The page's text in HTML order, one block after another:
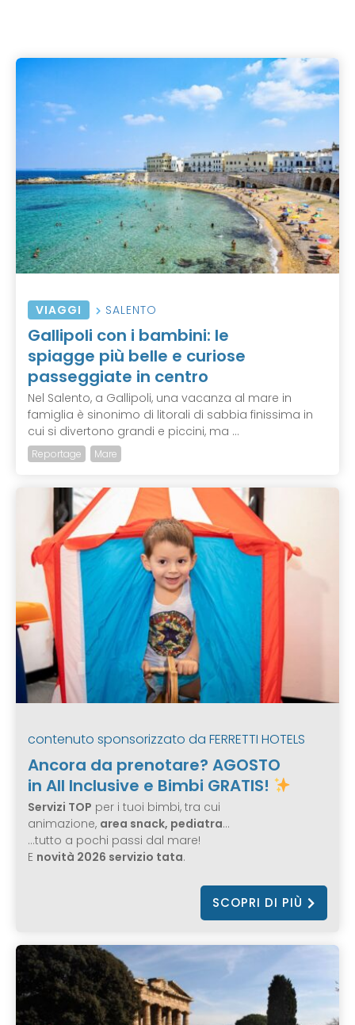
VIAGGI SALENTO
Gallipoli con i bambini: le
spiagge più belle e curiose
passeggiate in centro
Nel Salento, a Gallipoli, una vacanza al mare in
famiglia è sinonimo di litorali di sabbia finissima in
cui si divertono grandi e piccini, ma ...
Reportage Mare
contenuto sponsorizzato da FERRETTI HOTELS
Ancora da prenotare? AGOSTO
in All Inclusive e Bimbi GRATIS!
Servizi TOP per i tuoi bimbi, tra cui
animazione, area snack, pediatra…
…tutto a pochi passi dal mare!
E novità 2026 servizio tata.
SCOPRI DI PIÙ